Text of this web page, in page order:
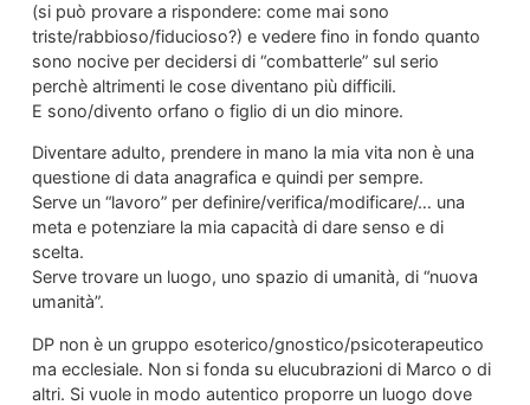
(si può provare a rispondere: come mai sono
triste/rabbioso/fiducioso?) e vedere fino in fondo quanto
sono nocive per decidersi di “combatterle” sul serio
perchè altrimenti le cose diventano più difficili.
E sono/divento orfano o figlio di un dio minore.
Diventare adulto, prendere in mano la mia vita non è una
questione di data anagrafica e quindi per sempre.
Serve un “lavoro” per definire/verifica/modificare/… una
meta e potenziare la mia capacità di dare senso e di
scelta.
Serve trovare un luogo, uno spazio di umanità, di “nuova
umanità”.
DP non è un gruppo esoterico/gnostico/psicoterapeutico
ma ecclesiale. Non si fonda su elucubrazioni di Marco o di
altri. Si vuole in modo autentico proporre un luogo dove